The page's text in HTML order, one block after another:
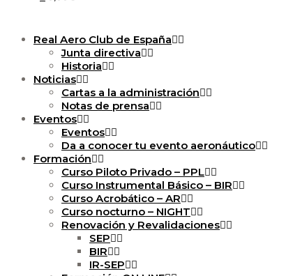
Real Aero Club de España
Junta directiva
Historia
Noticias
Cartas a la administración
Notas de prensa
Eventos
Eventos
Da a conocer tu evento aeronáutico
Formación
Curso Piloto Privado – PPL
Curso Instrumental Básico – BIR
Curso Acrobático – AR
Curso nocturno – NIGHT
Renovación y Revalidaciones
SEP
BIR
IR-SEP